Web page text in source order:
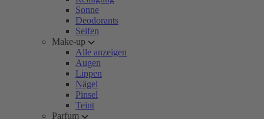
Sonne
Deodorants
Seifen
Make-up
Alle anzeigen
Augen
Lippen
Nägel
Pinsel
Teint
Parfum